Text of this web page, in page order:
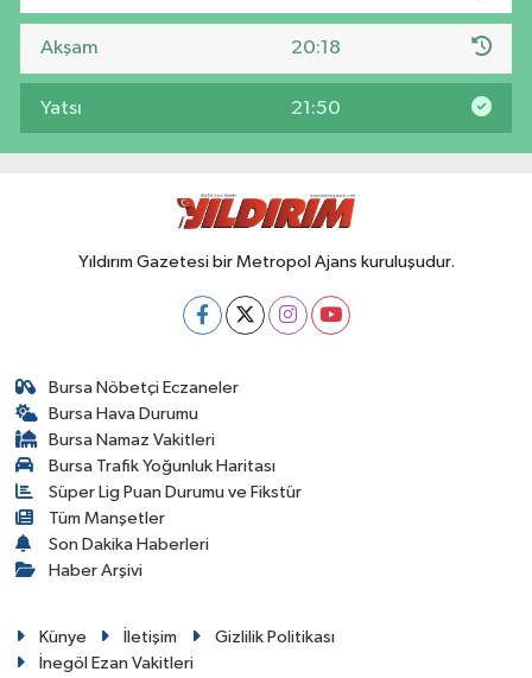
Akşam 20:18
Yatsı 21:50
Yıldırım Gazetesi bir Metropol Ajans kuruluşudur.
Bursa Nöbetçi Eczaneler
Bursa Hava Durumu
Bursa Namaz Vakitleri
Bursa Trafik Yoğunluk Haritası
Süper Lig Puan Durumu ve Fikstür
Tüm Manşetler
Son Dakika Haberleri
Haber Arşivi
Künye İletişim
Gizlilik Politikası
İnegöl Ezan Vakitleri